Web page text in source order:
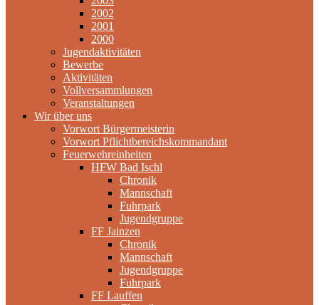
2002
2001
2000
Jugendaktivitäten
Bewerbe
Aktivitäten
Vollversammlungen
Veranstaltungen
Wir über uns
Vorwort Bürgermeisterin
Vorwort Pflichtbereichskommandant
Feuerwehreinheiten
HFW Bad Ischl
Chronik
Mannschaft
Fuhrpark
Jugendgruppe
FF Jainzen
Chronik
Mannschaft
Jugendgruppe
Fuhrpark
FF Lauffen